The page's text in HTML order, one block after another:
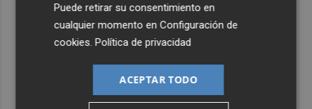
Puede retirar su consentimiento en
cualquier momento enConfiguración de
cookies .Política de privacidad
ACEPTAR TODO